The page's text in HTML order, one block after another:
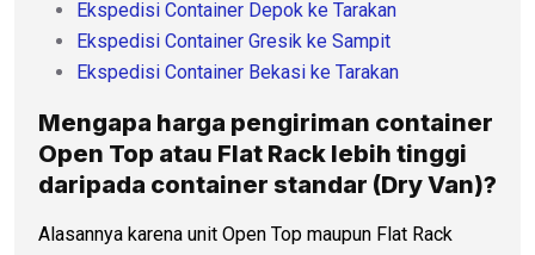
Ekspedisi Container Depok ke Tarakan
Ekspedisi Container Gresik ke Sampit
Ekspedisi Container Bekasi ke Tarakan
Mengapa harga pengiriman container
Open Top atau Flat Rack lebih tinggi
daripada container standar (Dry Van)?
Alasannya karena unit Open Top maupun Flat Rack